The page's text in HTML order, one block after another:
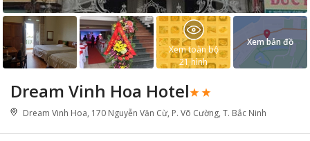
Dream Vinh Hoa Hotel
Dream Vinh Hoa, 170 Nguyễn Văn Cừ, P. Võ Cường, T. Bắc Ninh
Xem toàn bộ
21hình
Xem bản đồ